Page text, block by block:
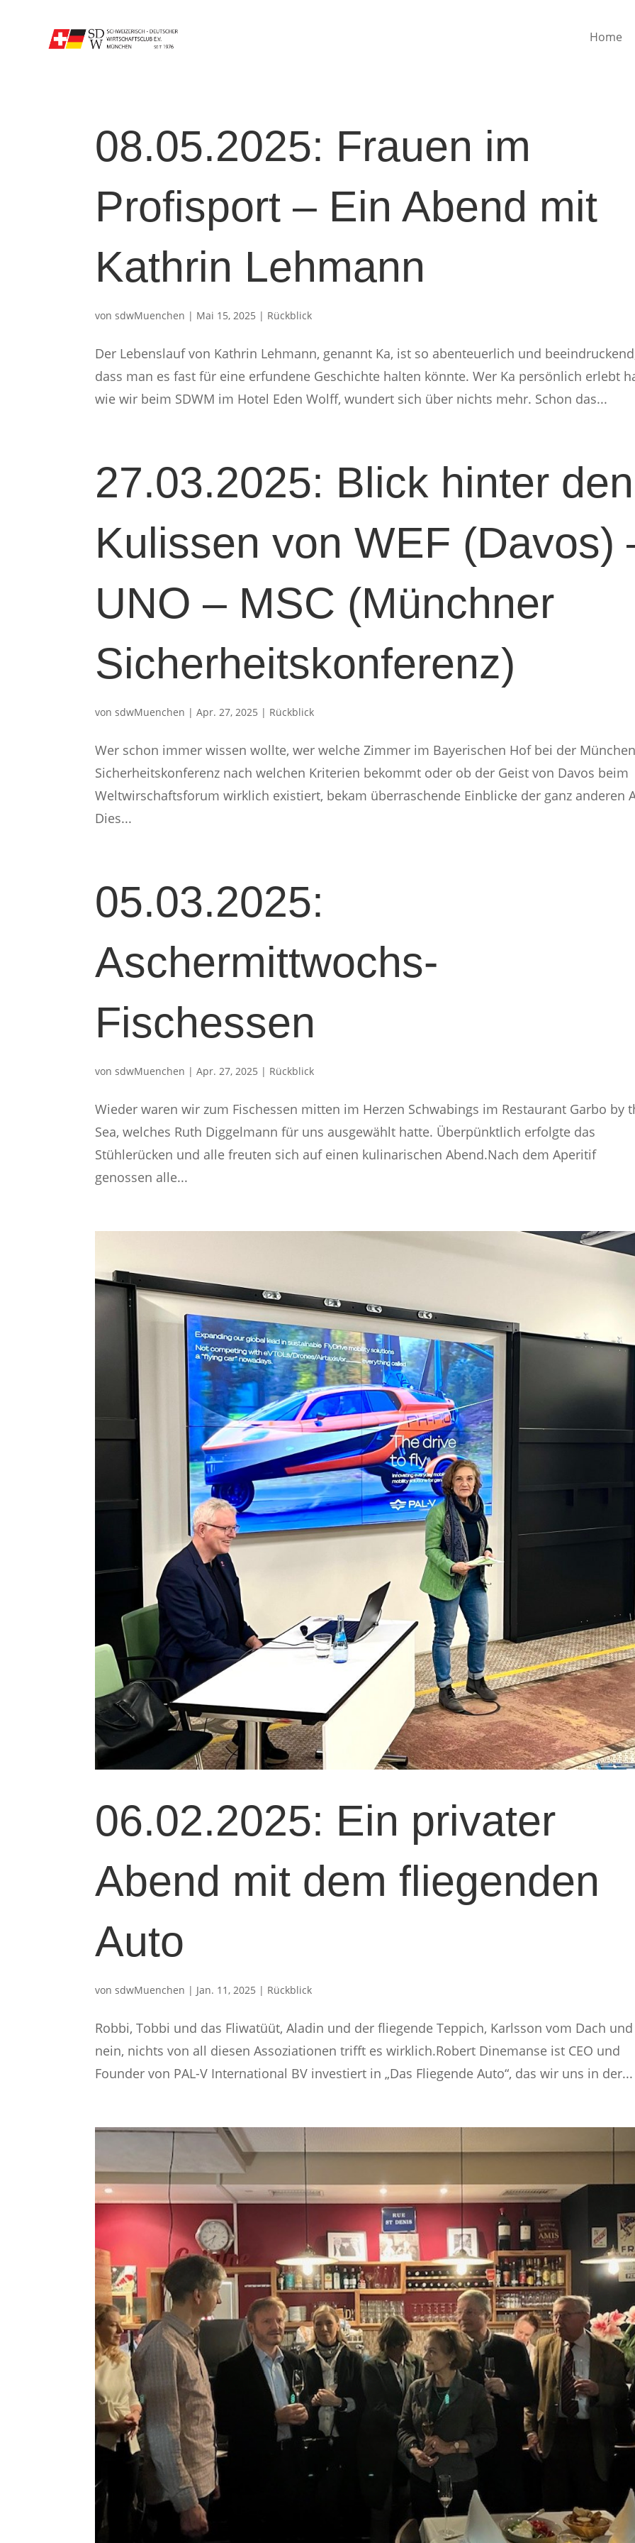
Home
08.05.2025: Frauen im
Profisport – Ein Abend mit
Kathrin Lehmann
vonsdwMuenchen | Mai 15, 2025 | Rückblick
Der Lebenslauf von Kathrin Lehmann, genannt Ka, ist so abenteuerlich und
dass man es fast für eine erfundene Geschichte halten könnte. Wer Ka persönlich erlebt
wie wir beim SDWM im Hotel Eden Wolff, wundert sich über nichts mehr. Schon das...
27.03.2025: Blick hinter den
Kulissen von WEF (Davos)
UNO – MSC (Münchner
Sicherheitskonferenz)
vonsdwMuenchen |Apr. 27, 2025 | Rückblick
Wer schon immer wissen wollte, wer welche Zimmer im Bayerischen Hof bei der
Sicherheitskonferenz nach welchen Kriterien bekommt oder ob der Geist von Davos beim
Weltwirschaftsforum wirklich existiert, bekam überraschende Einblicke der ganz anderen
Dies...
05.03.2025:
Aschermittwochs-
Fischessen
vonsdwMuenchen |Apr. 27, 2025 | Rückblick
Wieder waren wir zum Fischessen mitten im Herzen Schwabings im Restaurant Garbo by
Sea, welches Ruth Diggelmann für uns ausgewählt hatte. Überpünktlich erfolgte das
Stühlerücken und alle freuten sich auf einen kulinarischen Abend.Nach dem Aperitif
genossen alle...
06.02.2025: Ein privater
Abend mit dem fliegenden
Auto
vonsdwMuenchen | Jan. 11, 2025 | Rückblick
Robbi, Tobbi und das Fliwatüüt, Aladin und der fliegende Teppich, Karlsson vom Dach und
nein, nichts von all diesen Assoziationen trifft es wirklich.Robert Dinemanse ist CEO und
Founder von PAL-V International BV investiert in „Das Fliegende Auto“, das wir uns in der...